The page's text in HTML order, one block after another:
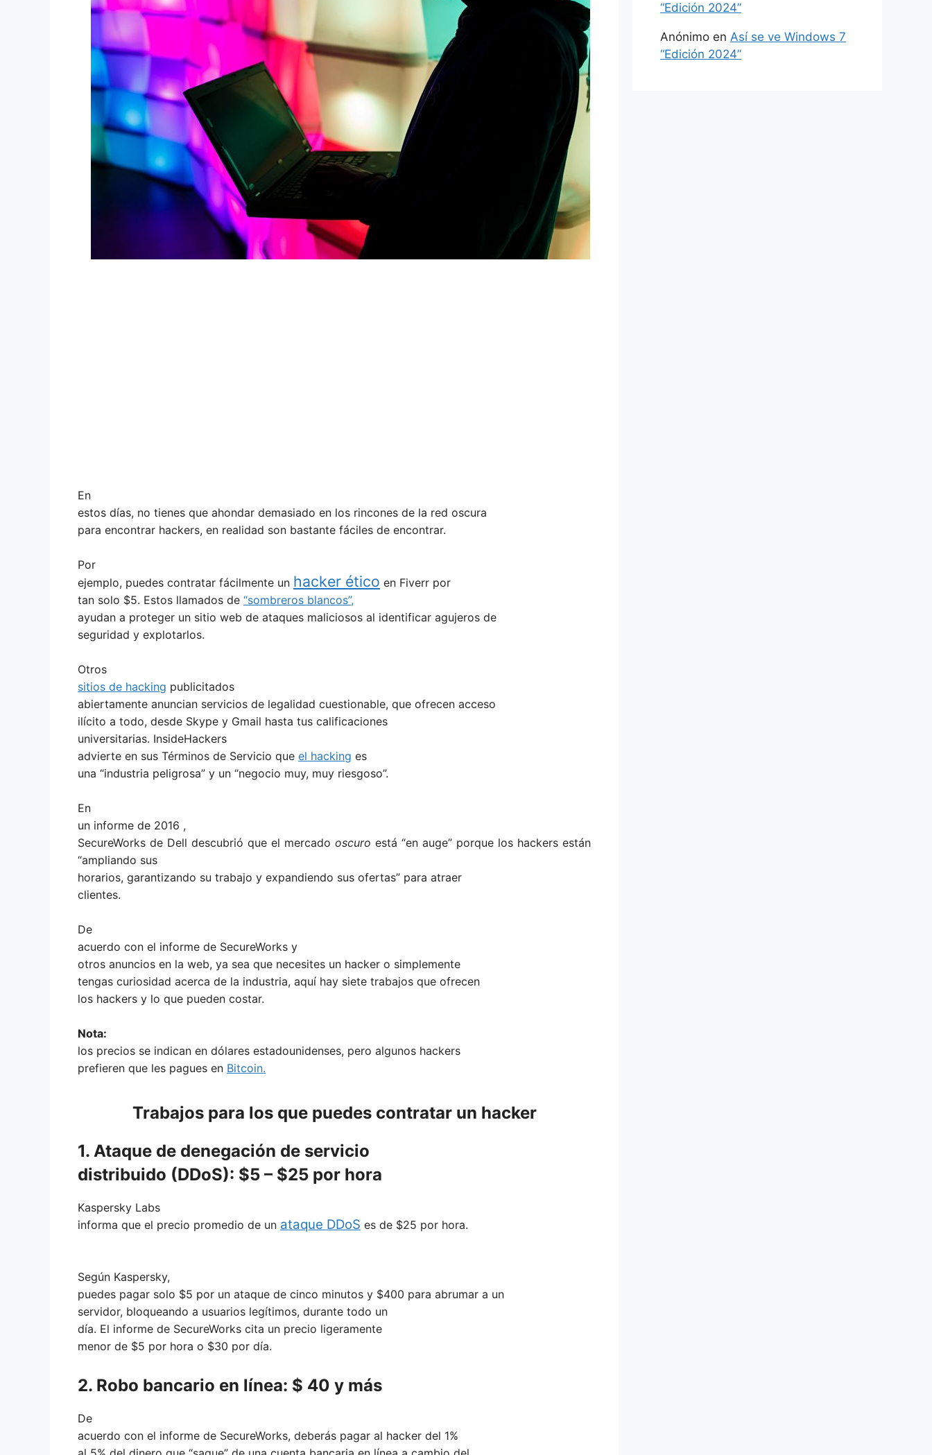
En
estos días, no tienes que ahondar demasiado en los rincones de la red oscura
para encontrar hackers, en realidad son bastante fáciles de encontrar.
Por
ejemplo, puedes contratar fácilmente un hacker ético en Fiverr por
tan solo $5. Estos llamados de “sombreros blancos”,
ayudan a proteger un sitio web de ataques maliciosos al identificar agujeros de
seguridad y explotarlos.
Otros
sitios de hacking publicitados
abiertamente anuncian servicios de legalidad cuestionable, que ofrecen acceso
ilícito a todo, desde Skype y Gmail hasta tus calificaciones
universitarias. InsideHackers
advierte en sus Términos de Servicio que el hacking es
una “industria peligrosa” y un “negocio muy, muy riesgoso”.
En
un informe de 2016 ,
SecureWorks de Dell descubrió que el mercado oscuro está “en auge” porque los hackers están
“ampliando sus
horarios, garantizando su trabajo y expandiendo sus ofertas” para atraer
clientes.
De
acuerdo con el informe de SecureWorks y
otros anuncios en la web, ya sea que necesites un hacker o simplemente
tengas curiosidad acerca de la industria, aquí hay siete trabajos que ofrecen
los hackers y lo que pueden costar.
Nota:
los precios se indican en dólares estadounidenses, pero algunos hackers
prefieren que les pagues en Bitcoin.
Trabajos para los que puedes contratar un hacker
1. Ataque de denegación de servicio
distribuido (DDoS): $5 – $25 por hora
Kaspersky Labs
informa que el precio promedio de un ataque DDoS es de $25 por hora.
Según Kaspersky,
puedes pagar solo $5 por un ataque de cinco minutos y $400 para abrumar a un
servidor, bloqueando a usuarios legítimos, durante todo un
día. El informe de SecureWorks cita un precio ligeramente
menor de $5 por hora o $30 por día.
2. Robo bancario en línea: $ 40 y más
De
acuerdo con el informe de SecureWorks, deberás pagar al hacker del 1%
“Edición 2024”
Anónimo en Así se ve Windows 7
“Edición 2024”